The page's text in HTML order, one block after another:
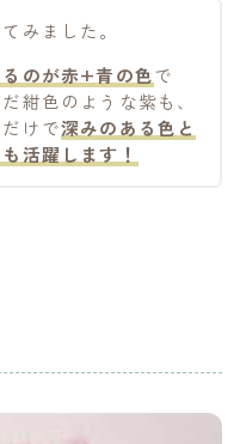
みました。
のが赤+青の色で
紺色のような紫も、
けで深みのある色と
活躍します！